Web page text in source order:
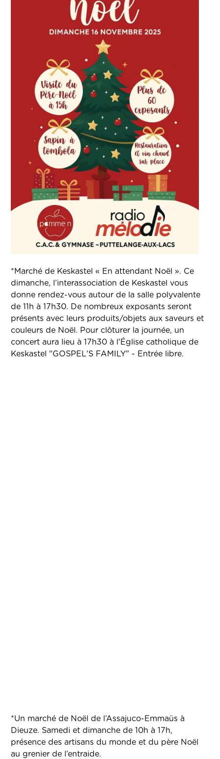
*Marché de Keskastel « En attendant Noël ». Ce
dimanche, l’interassociation de Keskastel vous
donne rendez-vous autour de la salle polyvalente
de 11h à 17h30. De nombreux exposants seront
présents avec leurs produits/objets aux saveurs et
couleurs de Noël. Pour clôturer la journée, un
concert aura lieu à 17h30 à l'Église catholique de
Keskastel "GOSPEL'S FAMILY" - Entrée libre.
*Un marché de Noël de l’Assajuco-Emmaüs à
Dieuze. Samedi et dimanche de 10h à 17h,
présence des artisans du monde et du père Noël
au grenier de l’entraide.